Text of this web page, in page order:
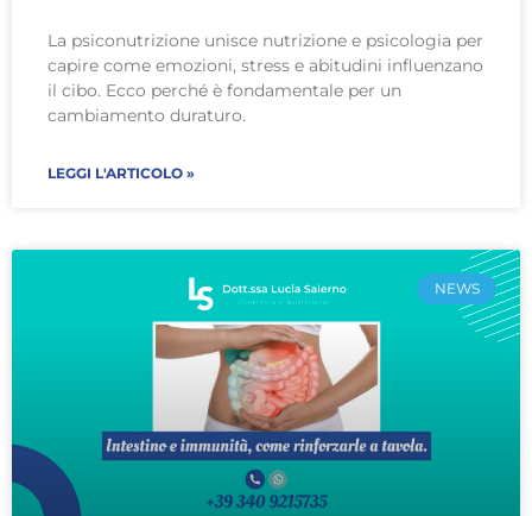
La psiconutrizione unisce nutrizione e psicologia per
capire come emozioni, stress e abitudini influenzano
il cibo. Ecco perché è fondamentale per un
cambiamento duraturo.
LEGGI L'ARTICOLO »
NEWS